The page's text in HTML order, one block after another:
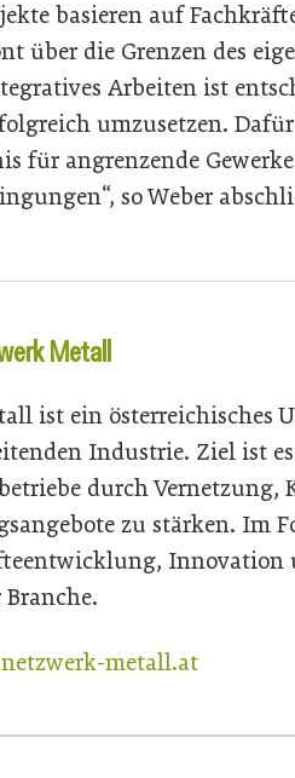
basieren auf
über die Grenzen des
Arbeiten ist
umzusetzen.
für angrenzende
so Weber
Metall
ist ein österreichisches
Industrie. Ziel ist
durch Vernetzung,
zu stärken. Im
Innovation
metall.at